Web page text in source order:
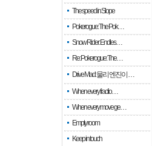
The speed in Slope
Pokerogue: The Pok…
Snow Rider: Endles…
Re: Pokerogue: The…
Drive Mad: 물리 엔진이 …
When every fractio…
When every move ge…
Empty room
Keep in touch